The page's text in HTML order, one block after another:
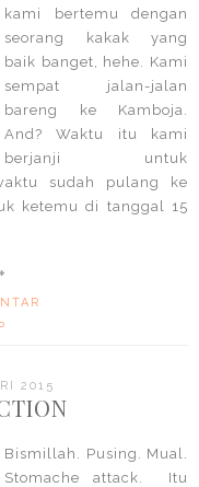
kami bertemu dengan
seorang kakak yang
baik banget, hehe. Kami
sempat jalan-jalan
bareng ke Kamboja.
And? Waktu itu kami
berjanji untuk
sudah pulang ke
ketemu di tanggal 15
2015
Bismillah. Pusing. Mual.
Stomache attack. Itu